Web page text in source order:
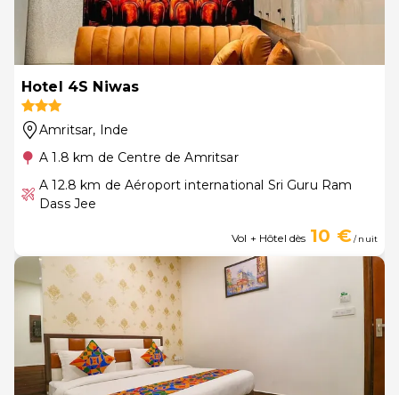
Hotel 4S Niwas
Amritsar, Inde
A 1.8 km de Centre de Amritsar
A 12.8 km de Aéroport international Sri Guru Ram
Dass Jee
Vol + Hôtel dès 10 €/ nuit